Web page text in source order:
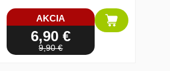
AKCIA
6,90 €
9,90 €